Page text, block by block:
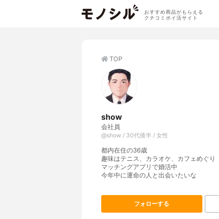
おすすめ商品がもらえる
クチコミポイ活サイト
TOP
show
会社員
@show / 30代後半 / 女性
都内在住の36歳
趣味はテニス、カラオケ、カフェめぐり
マッチングアプリで婚活中
今年中に運命の人と出会いたいな
フォローする